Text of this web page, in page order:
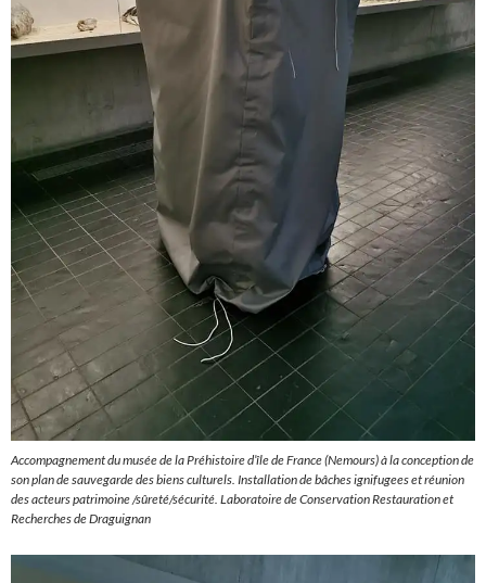
Accompagnement du musée de la Préhistoire d’île de France (Nemours) à la conception de
son plan de sauvegarde des biens culturels. Installation de bâches ignifugees et réunion
des acteurs patrimoine /sûreté/sécurité. Laboratoire de Conservation Restauration et
Recherches de Draguignan